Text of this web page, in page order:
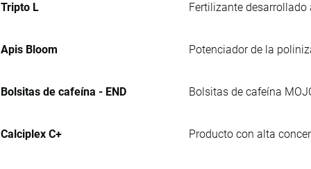
Tripto L Fertilizante
Apis Bloom Potenciador de la
Bolsitas de cafeína - END Bolsitas de cafeína
Calciplex C+ Producto con alta